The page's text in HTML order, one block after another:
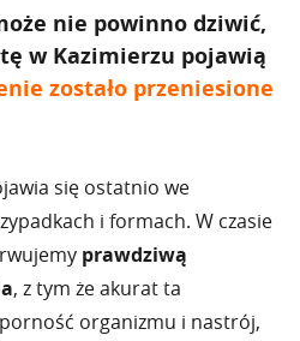
nie powinno dziwić,
w Kazimierzu pojawią
zostało przeniesione
się ostatnio we
i formach. W czasie
prawdziwą
, z tym że akurat ta
organizmu i nastrój,